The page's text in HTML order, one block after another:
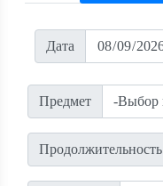
Дата
Предмет
Продолжительность